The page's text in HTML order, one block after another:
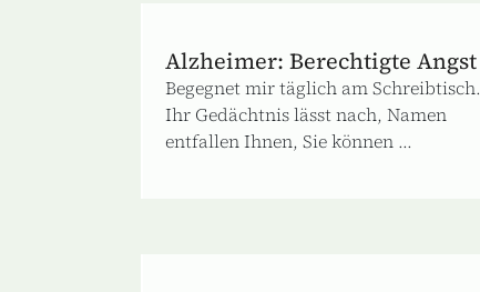
Alzheimer: Berechtigte Angst
Begegnet mir täglich am Schreibtisch.
Ihr Gedächtnis lässt nach, Namen
entfallen Ihnen, Sie können ...